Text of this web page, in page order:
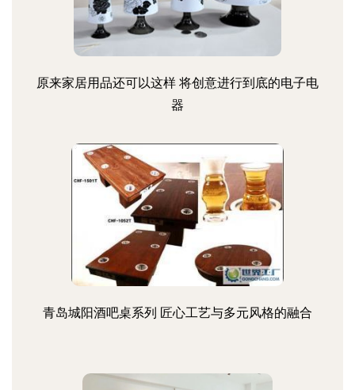
原来家居用品还可以这样 将创意进行到底的电子电
器
青岛城阳酒吧桌系列 匠心工艺与多元风格的融合